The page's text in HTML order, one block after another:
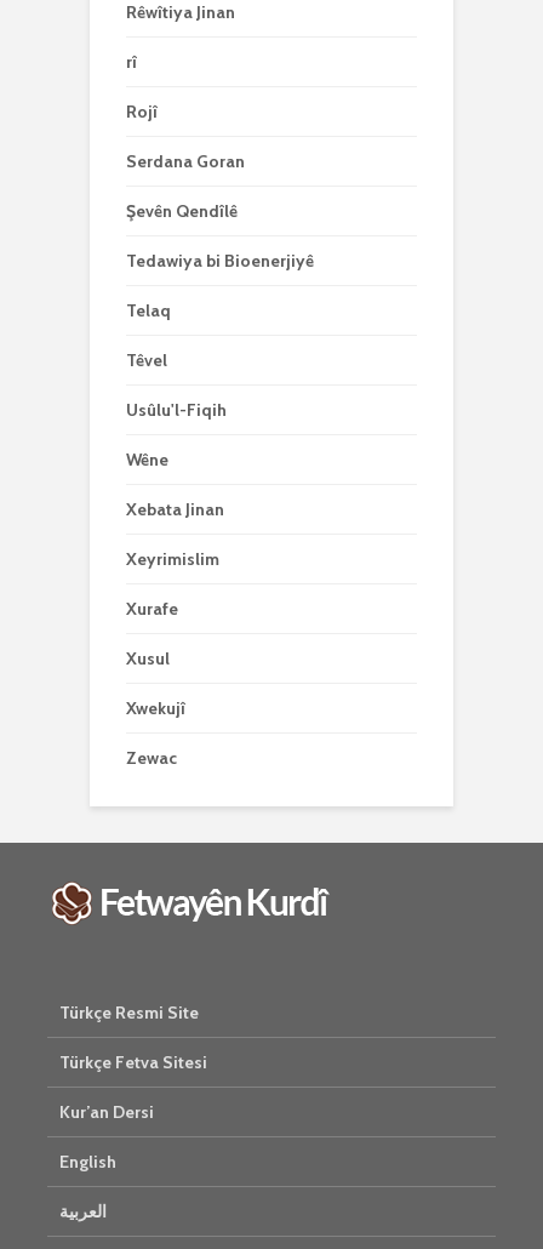
Rêwîtiya Jinan
rî
Rojî
Serdana Goran
Şevên Qendîlê
Tedawiya bi Bioenerjiyê
Telaq
Têvel
Usûlu'l-Fiqih
Wêne
Xebata Jinan
Xeyrimislim
Xurafe
Xusul
Xwekujî
Zewac
Türkçe Resmi Site
Türkçe Fetva Sitesi
Kur’an Dersi
English
العربية